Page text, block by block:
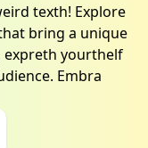
texth! Explore
bring a unique
expreth yourthelf
Embra